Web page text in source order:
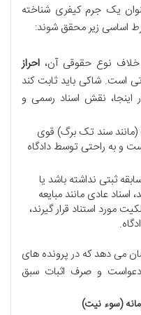
یک جرم کیفری شناخته
اساسی زیر محقق شوند:
نوع حقوقی آن، احراز
است. شاکی باید ثابت کند
نقش اسناد رسمی و
سند تک برگ) قوی
و به راحتی توسط دادگاه
ثبتی نداشته باشد یا
عادی مانند مبایعه
مورد استناد قرار گیرند،
می دهد که در پرونده های
و صرف اثبات سبق